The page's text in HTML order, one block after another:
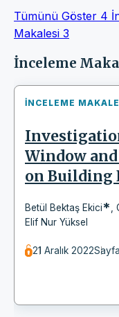
Tümünü Göster 4
Makalesi 3
Makaleler
İnceleme
İNCELEME
Window
on Building
Betül Bektaş Ekici*
Elif Nur Yüksel
21 Aralık 2022